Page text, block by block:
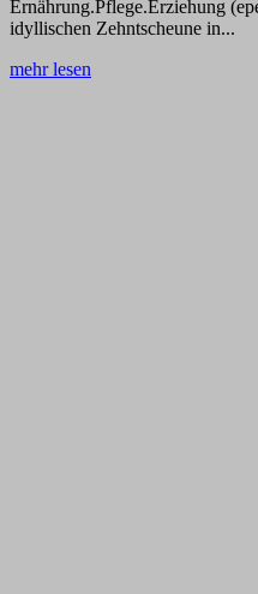
Ernährung.Pflege.Erziehung
idyllischen Zehntscheune in...
mehr lesen